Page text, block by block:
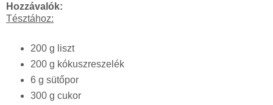
Hozzávalók:
Tésztához:
200 g liszt
200 g kókuszreszelék
6 g sütőpor
300 g cukor